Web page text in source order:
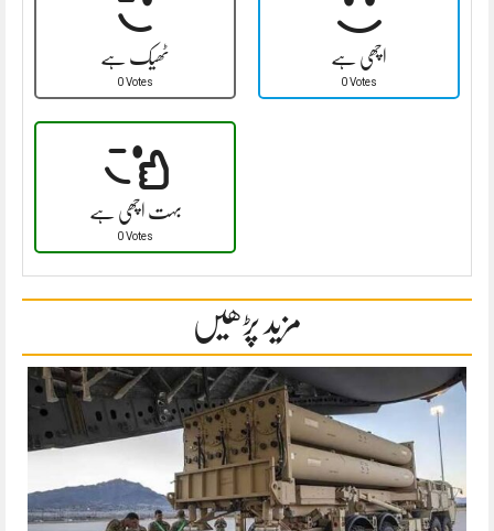
ٹھیک ہے
0 Votes
اچھی ہے
0 Votes
بہت اچھی ہے
0 Votes
مزید پڑھیں